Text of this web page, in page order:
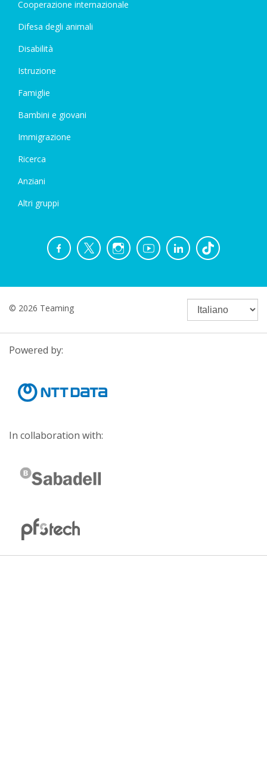
Cooperazione internazionale
Difesa degli animali
Disabilità
Istruzione
Famiglie
Bambini e giovani
Immigrazione
Ricerca
Anziani
Altri gruppi
© 2026 Teaming
Powered by:
In collaboration with: